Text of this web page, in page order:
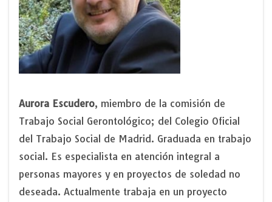
Aurora Escudero, miembro de la comisión de
Trabajo Social Gerontológico; del Colegio Oficial
del Trabajo Social de Madrid. Graduada en trabajo
social. Es especialista en atención integral a
personas mayores y en proyectos de soledad no
deseada. Actualmente trabaja en un proyecto